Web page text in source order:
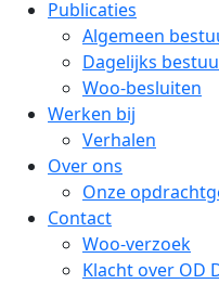
Publicaties
Algemeen
Dagelijks
Woo-besluiten
Werken bij
Verhalen
Over ons
Onze
Contact
Woo-verzoek
Klacht over OD